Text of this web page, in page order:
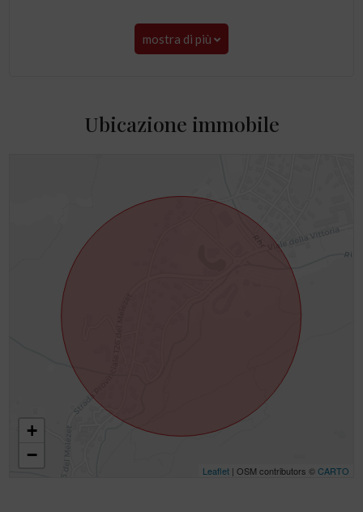
mostra di più
Ubicazione immobile
+
−
Leaflet| OSM contributors ©CARTO